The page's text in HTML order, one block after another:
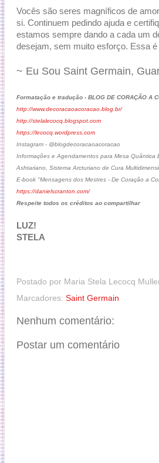
Vocês são seres magníficos de
si. Continuem pedindo ajuda e
estamos sempre dando a cada um
desejam, sem muito esforço. Essa
~ Eu Sou Saint Germain,
Formatação e tradução - BLOG DE CORAÇÃO A
http://www.decoracaoacoracao.blog.br/
http://stelalecocq.blogspot.com
https://lecocq.wordpress.com
Instagram - @blogdecoracaoacoracao
Informações e Agendamentos para Mesa
Ashtariano, Sistema Arcturiano de Cura
E-book "Mensagens dos Mestres - De Coração a
https://danielscranton.com/
Respeite todos os créditos ao compartilhar
LUZ!
STELA
Postado por Maria Stela Lecocq
Marcadores: Saint Germain
Nenhum comentário:
Postar um comentário